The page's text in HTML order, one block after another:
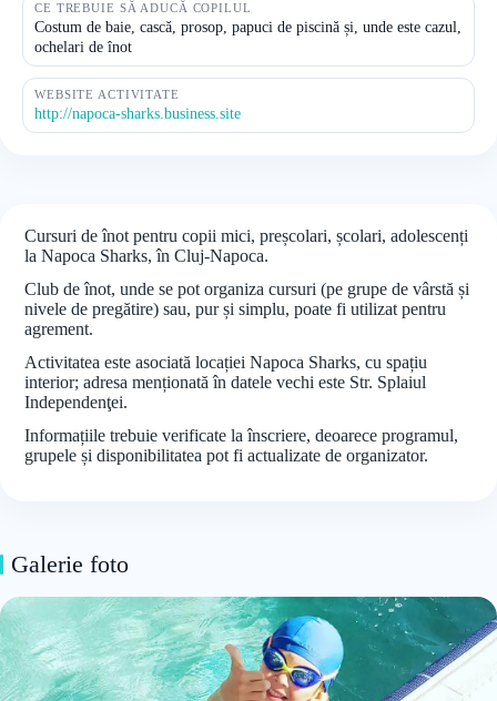
CE TREBUIE SĂ ADUCĂ COPILUL
Costum de baie, cască, prosop, papuci de piscină și, unde este cazul,
ochelari de înot
WEBSITE ACTIVITATE
http://napoca-sharks.business.site
Cursuri de înot pentru copii mici, preșcolari, școlari, adolescenți
la Napoca Sharks, în Cluj-Napoca.
Club de înot, unde se pot organiza cursuri (pe grupe de vârstă și
nivele de pregătire) sau, pur și simplu, poate fi utilizat pentru
agrement.
Activitatea este asociată locației Napoca Sharks, cu spațiu
interior; adresa menționată în datele vechi este Str. Splaiul
Independenţei.
Informațiile trebuie verificate la înscriere, deoarece programul,
grupele și disponibilitatea pot fi actualizate de organizator.
Galerie foto